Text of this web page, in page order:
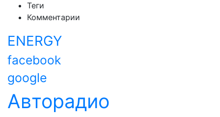
Теги
Комментарии
ENERGY
facebook
google
Авторадио